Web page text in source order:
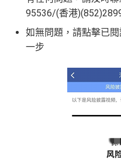
95536/(香港
如無問題，請點擊已
一步